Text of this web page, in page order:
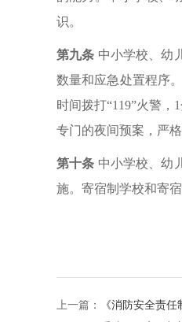
识。
第九条 中小学校、幼
数量和应急处置程序
时间拨打“119”火警
专门的夜间预案，严
第十条 中小学校、幼
施。寄宿制学校和寄
上一篇：
《消防安全责任